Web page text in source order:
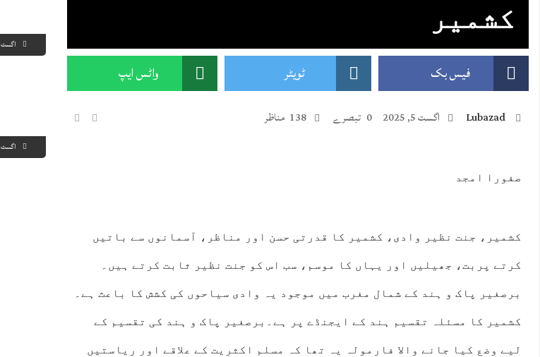
اگست 7, 2026
اگست 6, 2026
کشمیر
فیس بک ٹویٹر واٹس ایپ
Lubazad اگست 5, 2025 0 تبصرے 138 مناظر
صفورا امجد
کشمیر، جنت نظیر وادی، کشمیر کا قدرتی حسن اور مناظر، آسمانوں سے باتیں
کرتے پربت، جھیلیں اور یہاں کا موسم، سب اس کو جنت نظیر ثابت کرتے ہیں۔
برصغیر پاک و ہند کے شمال مغرب میں موجود یہ وادی سیاحوں کی کشش کا باعث ہے۔
کشمیر کا مسئلہ تقسیم ہند کے ایجنڈے پر ہے۔برصغیر پاک و ہند کی تقسیم کے
لیے وضع کیا جانے والا فارمولہ یہ تھا کہ مسلم اکثریت کے علاقے اور ریاستیں
21:00